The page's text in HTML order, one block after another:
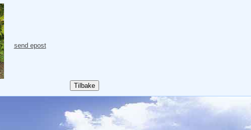
send epost